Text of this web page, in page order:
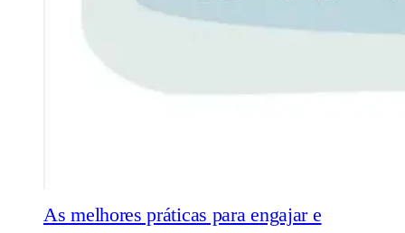
As melhores práticas para engajar e